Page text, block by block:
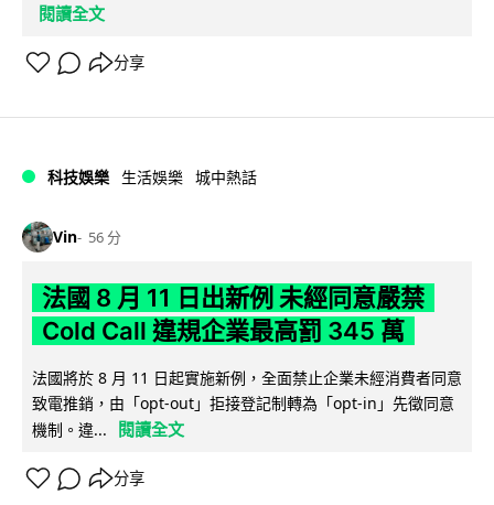
閱讀全文
分享
科技娛樂 生活娛樂 城中熱話
Vin 56 分
法國 8 月 11 日出新例 未經同意嚴禁
Cold Call 違規企業最高罰 345 萬
法國將於 8 月 11 日起實施新例，全面禁止企業未經消費者同意
致電推銷，由「opt-out」拒接登記制轉為「opt-in」先徵同意
機制。違...
閱讀全文
分享